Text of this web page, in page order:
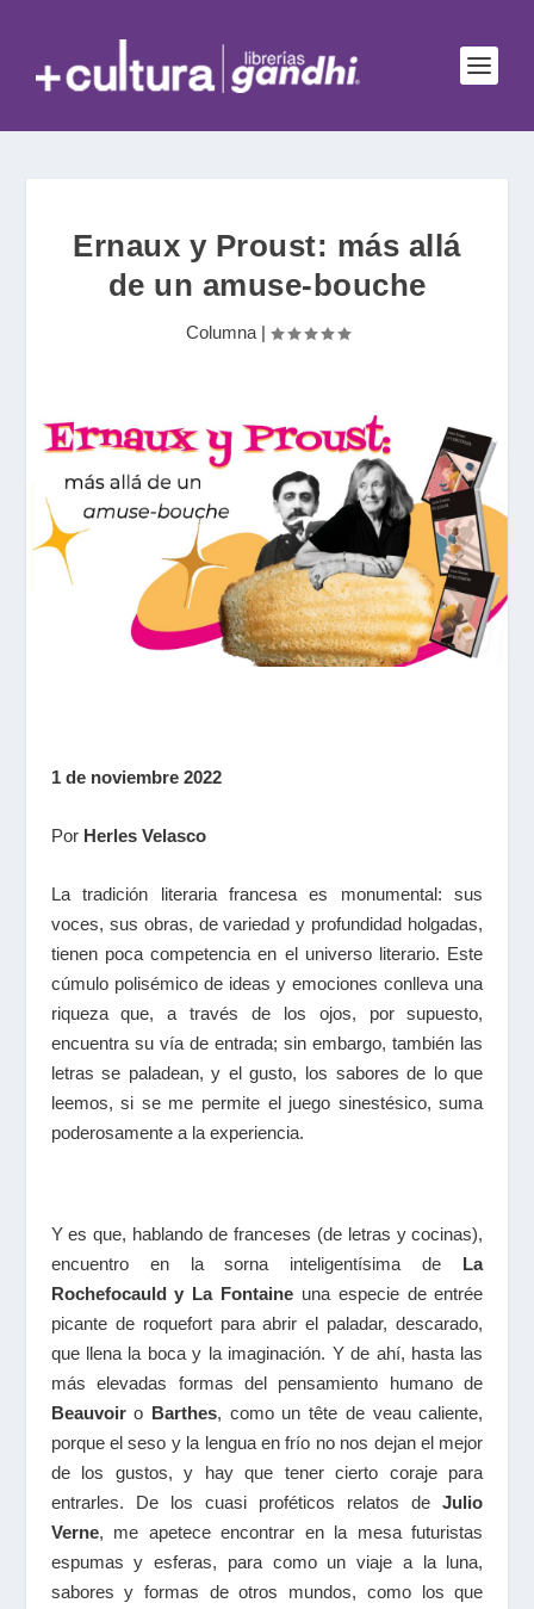
Ernaux y Proust: más allá
de un amuse-bouche
Columna|
1 de noviembre 2022
Por Herles Velasco
La tradición literaria francesa es monumental: sus
voces, sus obras, de variedad y profundidad holgadas,
tienen poca competencia en el universo literario. Este
cúmulo polisémico de ideas y emociones conlleva una
riqueza que, a través de los ojos, por supuesto,
encuentra su vía de entrada; sin embargo, también las
letras se paladean, y el gusto, los sabores de lo que
leemos, si se me permite el juego sinestésico, suma
poderosamente a la experiencia.
Y es que, hablando de franceses (de letras y cocinas),
encuentro en la sorna inteligentísima de La
Rochefocauld y La Fontaine una especie de entrée
picante de roquefort para abrir el paladar, descarado,
que llena la boca y la imaginación. Y de ahí, hasta las
más elevadas formas del pensamiento humano de
Beauvoiro Barthes, como un tête de veau caliente,
porque el seso y la lengua en frío no nos dejan el mejor
de los gustos, y hay que tener cierto coraje para
entrarles. De los cuasi proféticos relatos deJulio
Verne, me apetece encontrar en la mesa futuristas
espumas y esferas, para como un viaje a la luna,
sabores y formas de otros mundos, como los que